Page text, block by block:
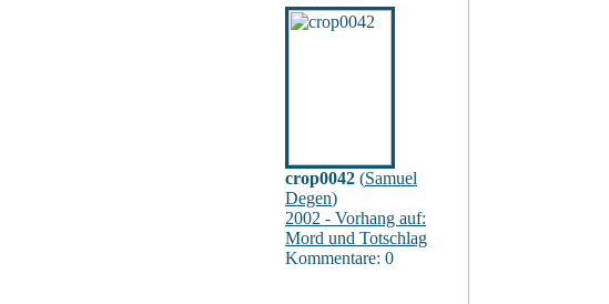
crop0042 (Samuel
Degen)
2002 - Vorhang auf:
Mord und Totschlag
Kommentare: 0